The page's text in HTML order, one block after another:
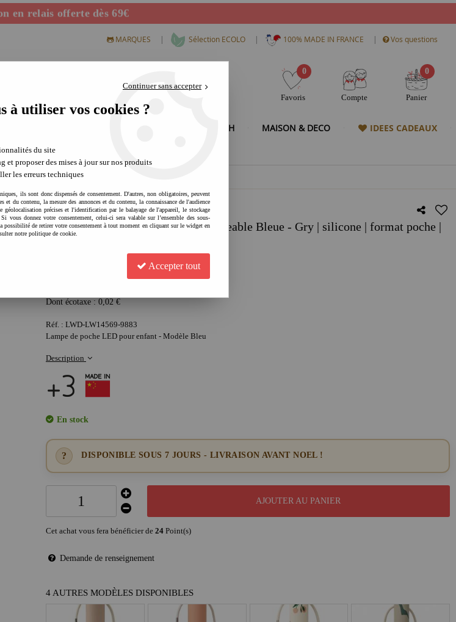
en relais offerte dès 69€
MARQUES | Sélection ECOLO | 100% MADE IN FRANCE | Vos questions
0
Favoris Compte
0
Panier
MODE & HIGH TECH MAISON & DECO IDEES CADEAUX
LIEWOOD Lampe de poche rechargeable Bleue - Gry | silicone | format poche |
activité plein air | rassure au coucher
Dont écotaxe : 0,02 €
Réf. : LWD-LW14569-9883
Lampe de poche LED pour enfant - Modèle Bleu
Description
En stock
DISPONIBLE SOUS 7 JOURS - LIVRAISON AVANT NOEL !
AJOUTER AU PANIER
Cet achat vous fera bénéficier de 24 Point(s)
Demande de renseignement
4 AUTRES MODÈLES DISPONIBLES
Continuer sans accepter
à utiliser vos cookies ?
du site
et proposer des mises à jour sur nos produits
les erreurs techniques
ils sont donc dispensés de consentement. D'autres, non obligatoires, peuvent
et du contenu, la mesure des annonces et du contenu, la connaissance de l'audience
géolocalisation précises et l'identification par le balayage de l'appareil, le stockage
vous donnez votre consentement, celui-ci sera valable sur l’ensemble des sous-
possibilité de retirer votre consentement à tout moment en cliquant sur le widget en
notre politique de cookie.
Accepter tout